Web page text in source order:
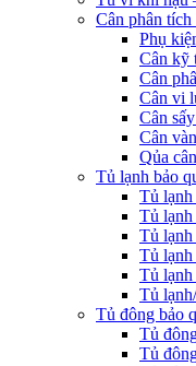
Cân phân
Phụ
Cân kỹ
Cân
Cân vi
Cân
Cân
Qủa
Tủ lạnh bảo
Tủ
Tủ lạnh
Tủ lạnh
Tủ lạnh
Tủ lạnh
Tủ
Tủ đông bảo
Tủ
Tủ